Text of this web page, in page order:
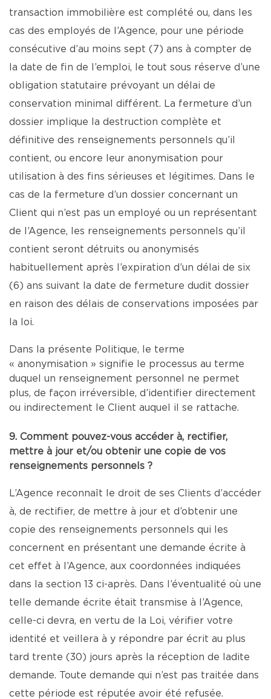
transaction immobilière est complété ou, dans les
cas des employés de l’Agence, pour une période
consécutive d’au moins sept (7) ans à compter de
la date de fin de l’emploi, le tout sous réserve d’une
obligation statutaire prévoyant un délai de
conservation minimal différent. La fermeture d’un
dossier implique la destruction complète et
définitive des renseignements personnels qu’il
contient, ou encore leur anonymisation pour
utilisation à des fins sérieuses et légitimes. Dans le
cas de la fermeture d’un dossier concernant un
Client qui n’est pas un employé ou un représentant
de l’Agence, les renseignements personnels qu’il
contient seront détruits ou anonymisés
habituellement après l’expiration d’un délai de six
(6) ans suivant la date de fermeture dudit dossier
en raison des délais de conservations imposées par
la loi.
Dans la présente Politique, le terme
« anonymisation » signifie le processus au terme
duquel un renseignement personnel ne permet
plus, de façon irréversible, d’identifier directement
ou indirectement le Client auquel il se rattache.
9. Comment pouvez-vous accéder à, rectifier,
mettre à jour et/ou obtenir une copie de vos
renseignements personnels ?
L’Agence reconnaît le droit de ses Clients d’accéder
à, de rectifier, de mettre à jour et d’obtenir une
copie des renseignements personnels qui les
concernent en présentant une demande écrite à
cet effet à l’Agence, aux coordonnées indiquées
dans la section 13 ci-après. Dans l’éventualité où une
telle demande écrite était transmise à l’Agence,
celle-ci devra, en vertu de la Loi, vérifier votre
identité et veillera à y répondre par écrit au plus
tard trente (30) jours après la réception de ladite
demande. Toute demande qui n’est pas traitée dans
cette période est réputée avoir été refusée.